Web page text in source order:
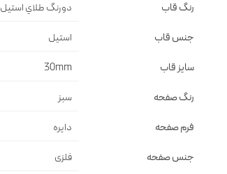
رنگ قاب دورنگ طلاي استيل
جنس قاب استيل
سایز قاب 30mm
رنگ صفحه سبز
فرم صفحه دايره
جنس صفحه فلزى